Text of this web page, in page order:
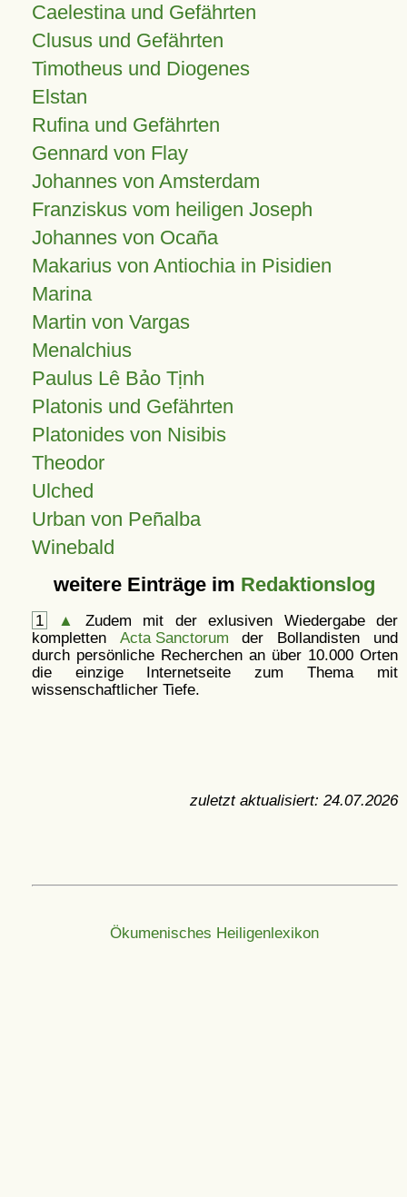
Caelestina und Gefährten
Clusus und Gefährten
Timotheus und Diogenes
Elstan
Rufina und Gefährten
Gennard von Flay
Johannes von Amsterdam
Franziskus vom heiligen Joseph
Johannes von Ocaña
Makarius von Antiochia in Pisidien
Marina
Martin von Vargas
Menalchius
Paulus Lê Bảo Tịnh
Platonis und Gefährten
Platonides von Nisibis
Theodor
Ulched
Urban von Peñalba
Winebald
weitere Einträge im Redaktionslog
1 ▲
Zudem mit der exlusiven Wiedergabe der
kompletten Acta Sanctorum der Bollandisten und
durch persönliche Recherchen an über 10.000 Orten
die einzige Internetseite zum Thema mit
wissenschaftlicher Tiefe.
zuletzt aktualisiert: 24.07.2026
Ökumenisches Heiligenlexikon